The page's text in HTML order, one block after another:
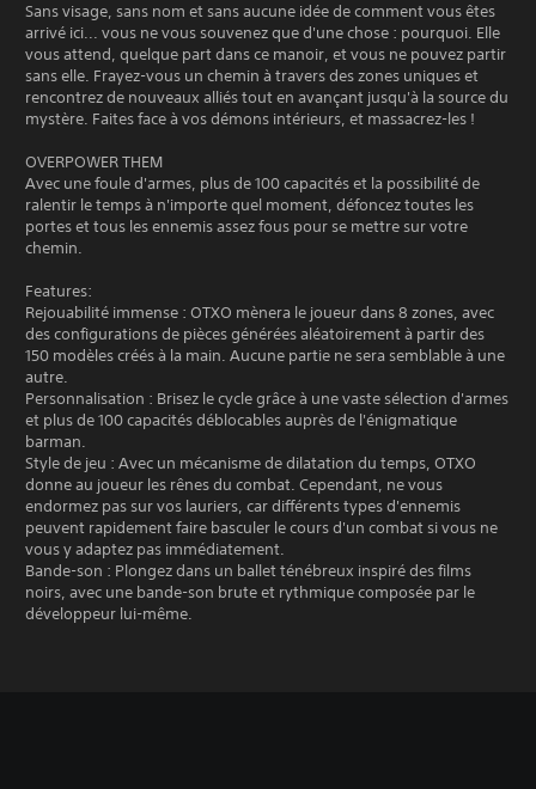
Sans visage, sans nom et sans aucune idée de comment vous êtes
arrivé ici... vous ne vous souvenez que d'une chose : pourquoi. Elle
vous attend, quelque part dans ce manoir, et vous ne pouvez partir
sans elle. Frayez-vous un chemin à travers des zones uniques et
rencontrez de nouveaux alliés tout en avançant jusqu'à la source du
mystère. Faites face à vos démons intérieurs, et massacrez-les !
OVERPOWER THEM
Avec une foule d'armes, plus de 100 capacités et la possibilité de
ralentir le temps à n'importe quel moment, défoncez toutes les
portes et tous les ennemis assez fous pour se mettre sur votre
chemin.
Features:
Rejouabilité immense : OTXO mènera le joueur dans 8 zones, avec
des configurations de pièces générées aléatoirement à partir des
150 modèles créés à la main. Aucune partie ne sera semblable à une
autre.
Personnalisation : Brisez le cycle grâce à une vaste sélection d'armes
et plus de 100 capacités déblocables auprès de l'énigmatique
barman.
Style de jeu : Avec un mécanisme de dilatation du temps, OTXO
donne au joueur les rênes du combat. Cependant, ne vous
endormez pas sur vos lauriers, car différents types d'ennemis
peuvent rapidement faire basculer le cours d'un combat si vous ne
vous y adaptez pas immédiatement.
Bande-son : Plongez dans un ballet ténébreux inspiré des films
noirs, avec une bande-son brute et rythmique composée par le
développeur lui-même.